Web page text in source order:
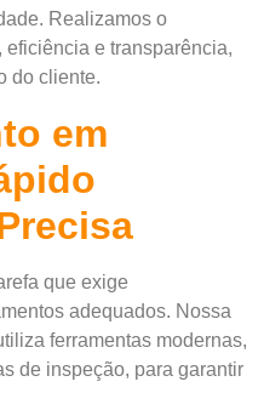
Realizamos o
e transparência,
do cliente.
em
que exige
adequados. Nossa
ferramentas modernas,
de inspeção, para garantir